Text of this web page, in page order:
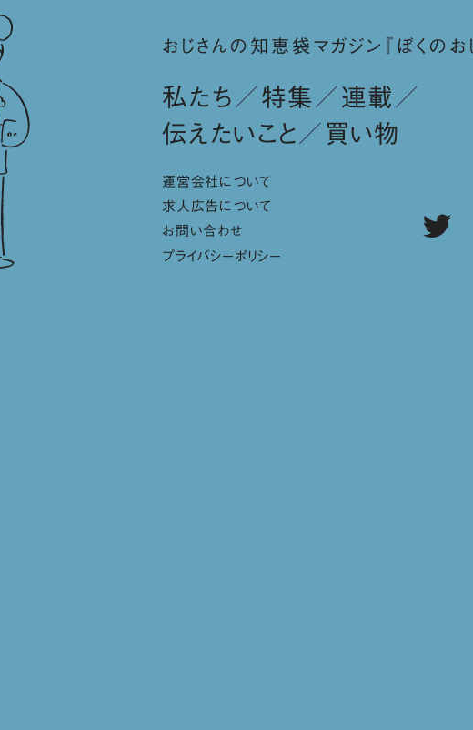
おじさんの知恵袋マガジン『ぼくのお
私たち 特集
連載
伝えたいこと
買い物
運営会社について
求人広告について
お問い合わせ
プライバシーポリシー